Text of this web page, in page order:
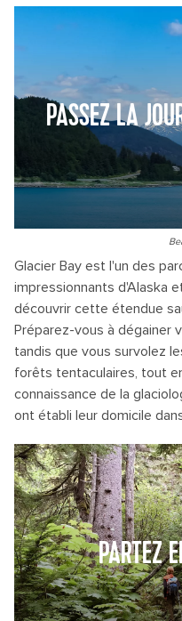
PASSEZ LA
Glacier Bay est l'un des
impressionnants d'Alaska
découvrir cette étendue
Préparez-vous à dégainer
tandis que vous survolez
forêts tentaculaires, tout
connaissance de la
ont établi leur domicile
PARTEZ